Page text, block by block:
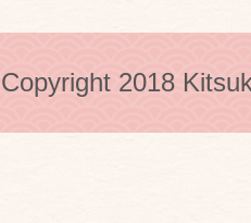
Copyright 2018